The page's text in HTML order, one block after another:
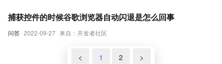
问答 2022-09-27 来自：开发者社区
捕获控件的时候谷歌浏览器自动闪退是怎么回事
< 1 2 >